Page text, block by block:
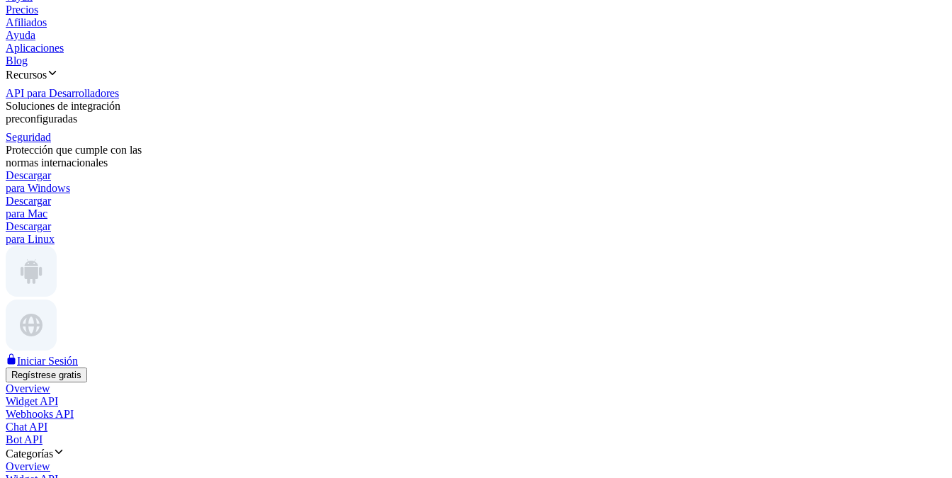
Precios
Afiliados
Ayuda
Aplicaciones
Blog
Recursos
API para Desarrolladores
Soluciones de integración
preconfiguradas
Seguridad
Protección que cumple con las
normas internacionales
Descargar
para Windows
Descargar
para Mac
Descargar
para Linux
Iniciar Sesión
Regístrese gratis
Overview
Widget API
Webhooks API
Chat API
Bot API
Categorías
Overview